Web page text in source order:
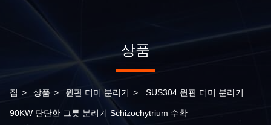
상품
집 > 상품 > 원판 더미 분리기 > SUS304 원판 더미 분리기
90KW 단단한 그릇 분리기 Schizochytrium 수확